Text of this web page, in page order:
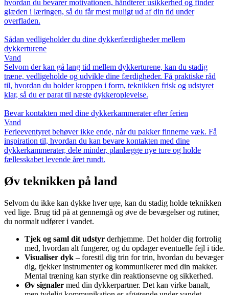
hvordan du bevarer motivationen, håndterer usikkerhed og finder
glæden i læringen, så du får mest muligt ud af din tid under
overfladen.
Sådan vedligeholder du dine dykkerfærdigheder mellem
dykkerturene
Vand
Selvom der kan gå lang tid mellem dykkerturene, kan du stadig
træne, vedligeholde og udvikle dine færdigheder. Få praktiske råd
til, hvordan du holder kroppen i form, teknikken frisk og udstyret
klar, så du er parat til næste dykkeroplevelse.
Bevar kontakten med dine dykkerkammerater efter ferien
Vand
Ferieeventyret behøver ikke ende, når du pakker finnerne væk. Få
inspiration til, hvordan du kan bevare kontakten med dine
dykkerkammerater, dele minder, planlægge nye ture og holde
fællesskabet levende året rundt.
Øv teknikken på land
Selvom du ikke kan dykke hver uge, kan du stadig holde teknikken
ved lige. Brug tid på at gennemgå og øve de bevægelser og rutiner,
du normalt udfører i vandet.
Tjek og saml dit udstyr derhjemme. Det holder dig fortrolig
med, hvordan alt fungerer, og du opdager eventuelle fejl i tide.
Visualiser dyk – forestil dig trin for trin, hvordan du bevæger
dig, tjekker instrumenter og kommunikerer med din makker.
Mental træning kan styrke din reaktionsevne og sikkerhed.
Øv signaler med din dykkerpartner. Det kan virke banalt,